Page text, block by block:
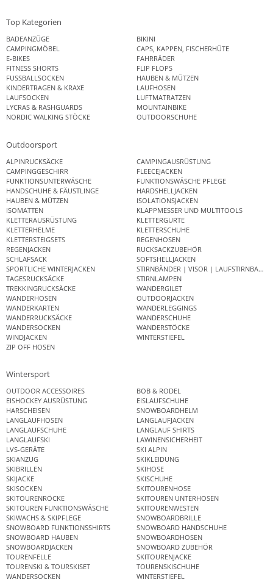
Top Kategorien
BADEANZÜGE
BIKINI
CAMPINGMÖBEL
CAPS, KAPPEN, FISCHERHÜTE
E-BIKES
FAHRRÄDER
FITNESS SHORTS
FLIP FLOPS
FUSSBALLSOCKEN
HAUBEN & MÜTZEN
KINDERTRAGEN & KRAXE
LAUFHOSEN
LAUFSOCKEN
LUFTMATRATZEN
LYCRAS & RASHGUARDS
MOUNTAINBIKE
NORDIC WALKING STÖCKE
OUTDOORSCHUHE
Outdoorsport
ALPINRUCKSÄCKE
CAMPINGAUSRÜSTUNG
CAMPINGGESCHIRR
FLEECEJACKEN
FUNKTIONSUNTERWÄSCHE
FUNKTIONSWÄSCHE PFLEGE
HANDSCHUHE & FÄUSTLINGE
HARDSHELLJACKEN
HAUBEN & MÜTZEN
ISOLATIONSJACKEN
ISOMATTEN
KLAPPMESSER UND MULTITOOLS
KLETTERAUSRÜSTUNG
KLETTERGURTE
KLETTERHELME
KLETTERSCHUHE
KLETTERSTEIGSETS
REGENHOSEN
REGENJACKEN
RUCKSACKZUBEHÖR
SCHLAFSACK
SOFTSHELLJACKEN
SPORTLICHE WINTERJACKEN
STIRNBÄNDER | VISOR | LAUFSTIRNBAND
TAGESRUCKSÄCKE
STIRNLAMPEN
TREKKINGRUCKSÄCKE
WANDERGILET
WANDERHOSEN
OUTDOORJACKEN
WANDERKARTEN
WANDERLEGGINGS
WANDERRUCKSÄCKE
WANDERSCHUHE
WANDERSOCKEN
WANDERSTÖCKE
WINDJACKEN
WINTERSTIEFEL
ZIP OFF HOSEN
Wintersport
OUTDOOR ACCESSOIRES
BOB & RODEL
EISHOCKEY AUSRÜSTUNG
EISLAUFSCHUHE
HARSCHEISEN
SNOWBOARDHELM
LANGLAUFHOSEN
LANGLAUFJACKEN
LANGLAUFSCHUHE
LANGLAUF SHIRTS
LANGLAUFSKI
LAWINENSICHERHEIT
LVS-GERÄTE
SKI ALPIN
SKIANZUG
SKIKLEIDUNG
SKIBRILLEN
SKIHOSE
SKIJACKE
SKISCHUHE
SKISOCKEN
SKITOURENHOSE
SKITOURENRÖCKE
SKITOUREN UNTERHOSEN
SKITOUREN FUNKTIONSWÄSCHE
SKITOURENWESTEN
SKIWACHS & SKIPFLEGE
SNOWBOARDBRILLE
SNOWBOARD FUNKTIONSSHIRTS
SNOWBOARD HANDSCHUHE
SNOWBOARD HAUBEN
SNOWBOARDHOSEN
SNOWBOARDJACKEN
SNOWBOARD ZUBEHÖR
TOURENFELLE
SKITOURENJACKE
TOURENSKI & TOURSKISET
TOURENSKISCHUHE
WANDERSOCKEN
WINTERSTIEFEL